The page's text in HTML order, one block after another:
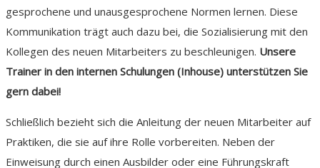
gesprochene und unausgesprochene Normen lernen. Diese
Kommunikation trägt auch dazu bei, die Sozialisierung mit den
Kollegen des neuen Mitarbeiters zu beschleunigen. Unsere
Trainer in den internen Schulungen (Inhouse) unterstützen Sie
gern dabei!
Schließlich bezieht sich die Anleitung der neuen Mitarbeiter auf
Praktiken, die sie auf ihre Rolle vorbereiten. Neben der
Einweisung durch einen Ausbilder oder eine Führungskraft